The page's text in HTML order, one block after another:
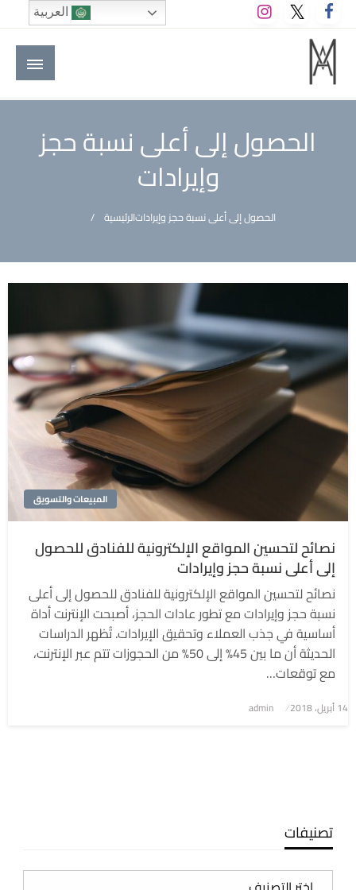
التخطي
إلى
المحتوى
M A hotels | إم ايه هوتيلز
الموقع الأول للعاملين في الفنادق في العالم العربي
الحصول إلى أعلى نسبة حجز
وإيرادات
الرئيسيةالحصول إلى أعلى نسبة حجز وإيرادات
المبيعات والتسويق
نصائح لتحسين المواقع الإلكترونية للفنادق للحصول
إلى أعلى نسبة حجز وإيرادات
نصائح لتحسين المواقع الإلكترونية للفنادق للحصول إلى أعلى
نسبة حجز وإيرادات مع تطور عادات الحجز، أصبحت الإنترنت أداة
أساسية في جذب العملاء وتحقيق الإيرادات. تُظهر الدراسات
الحديثة أن ما بين 45% إلى 50% من الحجوزات تتم عبر الإنترنت،
مع توقعات…
نُشر
14 أبريل، 2018 admin
تصنيفات
تصنيفات
العربية